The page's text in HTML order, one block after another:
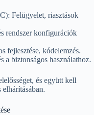
Felügyelet, riasztások
rendszer konfigurációk
fejlesztése, kódelemzés.
a biztonságos használathoz.
és együtt kell
elhárításában.